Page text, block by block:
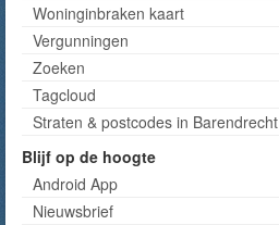
Woninginbraken kaart
Vergunningen
Zoeken
Tagcloud
Straten & postcodes in Barendrecht
Blijf op de hoogte
Android App
Nieuwsbrief